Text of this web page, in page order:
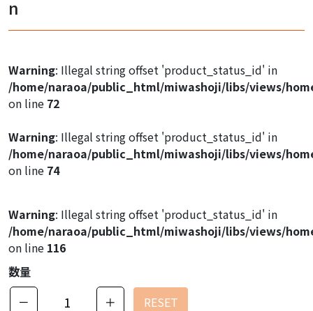
/home/naraoa/public_html/miwashoji/libs/views/
/home/naraoa/public_html/miwashoji/libs/views/
on line47
/home/naraoa/public_html/miwashoji/libs/views/
on line47
n
Warning: Illegal string offset 'product_status_id' in
/home/naraoa/public_html/miwashoji/libs/views/
on line 72
Warning: Illegal string offset 'product_status_id' in
/home/naraoa/public_html/miwashoji/libs/views/
on line 74
Warning: Illegal string offset 'product_status_id' in
/home/naraoa/public_html/miwashoji/libs/views/
on line 116
数量
－
＋ RESET